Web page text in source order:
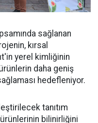
sağlanan
kırsal
yerel kimliğinin
daha geniş
hedefleniyor.
tanıtım
bilinirliğini